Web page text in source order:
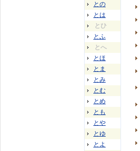
との
とは
とひ
とふ
とへ
とほ
とま
とみ
とむ
とめ
とも
とや
とゆ
とよ